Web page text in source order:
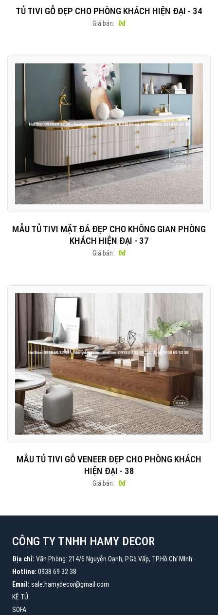
TỦ TIVI GỖ ĐẸP CHO PHÒNG KHÁCH HIỆN ĐẠI - 34
Giá bán: 0đ
MẪU TỦ TIVI MẶT ĐÁ ĐẸP CHO KHÔNG GIAN PHÒNG
KHÁCH HIỆN ĐẠI - 37
Giá bán: 0đ
MẪU TỦ TIVI GỖ VENEER ĐẸP CHO PHÒNG KHÁCH
HIỆN ĐẠI - 38
Giá bán: 0đ
CÔNG TY TNHH HAMY DECOR
Địa chỉ: Văn Phòng: 214/6 Nguyễn Oanh, P.Gò Vấp, TP.Hồ Chí MInh
Hotline: 0938 69 32 38
Email: sale.hamydecor@gmail.com
KỆ TỦ
SOFA